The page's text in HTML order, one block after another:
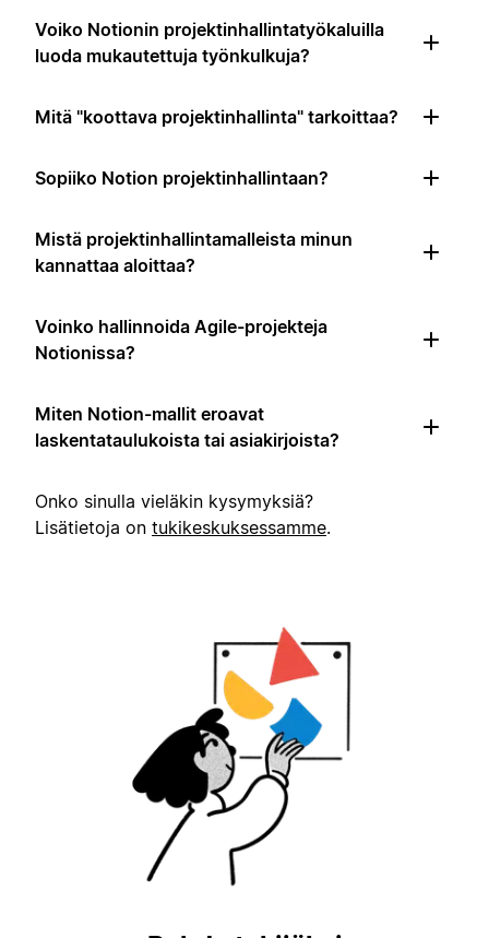
Voiko Notionin projektinhallintatyökaluilla
luoda mukautettuja työnkulkuja?
Mitä "koottava projektinhallinta" tarkoittaa?
Sopiiko Notion projektinhallintaan?
Mistä projektinhallintamalleista minun
kannattaa aloittaa?
Voinko hallinnoida Agile-projekteja
Notionissa?
Miten Notion-mallit eroavat
laskentataulukoista tai asiakirjoista?
Onko sinulla vieläkin kysymyksiä?
Lisätietoja on tukikeskuksessamme.